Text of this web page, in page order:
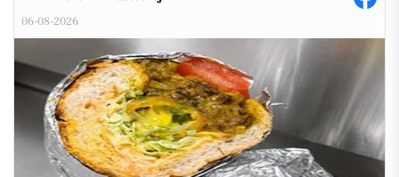
06-08-2026